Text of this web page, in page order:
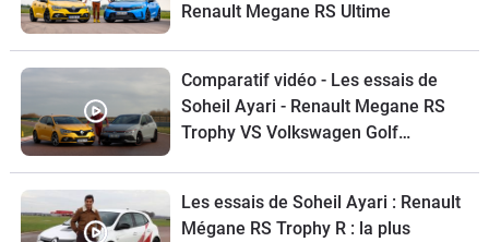
Renault Megane RS Ultime
Comparatif vidéo - Les essais de
Soheil Ayari - Renault Megane RS
Trophy VS Volkswagen Golf
Les essais de Soheil Ayari : Renault
Mégane RS Trophy R : la plus